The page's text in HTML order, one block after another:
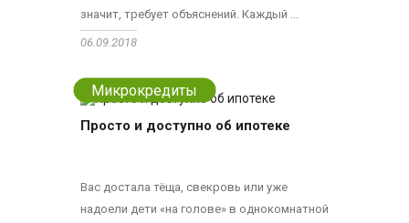
значит, требует объяснений. Каждый ...
06.09.2018
Микрокредиты
Просто и доступно об ипотеке
Вас достала тёща, свекровь или уже
надоели дети «на голове» в однокомнатной